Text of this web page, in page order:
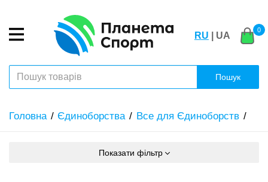
RU | UA
0
Пошук
Головна Єдиноборства Все для Єдиноборств
Показати фільтр